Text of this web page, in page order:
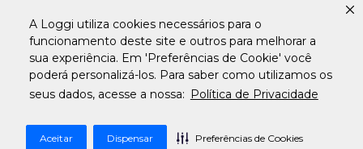
A Loggi utiliza cookies necessários para o
funcionamento deste site e outros para melhorar a
sua experiência. Em 'Preferências de Cookie' você
poderá personalizá-los. Para saber como utilizamos os
seus dados, acesse a nossa: Política de Privacidade
Aceitar Dispensar Preferências de Cookies
Aviso de privacidade aos clientes
Termos de uso para entregadores
Termos e condições de uso da plataforma transportadora Loggi
Termos e Condições de Uso de Clientes
Tratamento de Dados pessoais Para Fornecedores
Desenvolvido por Apiki WordPress